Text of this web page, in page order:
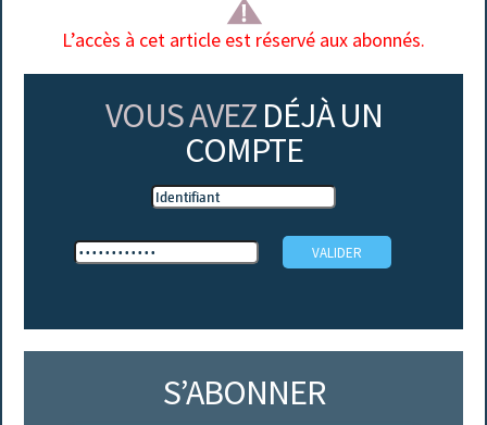
L’accès à cet article est réservé aux abonnés.
VOUS AVEZ DÉJÀ UN
COMPTE
S’ABONNER